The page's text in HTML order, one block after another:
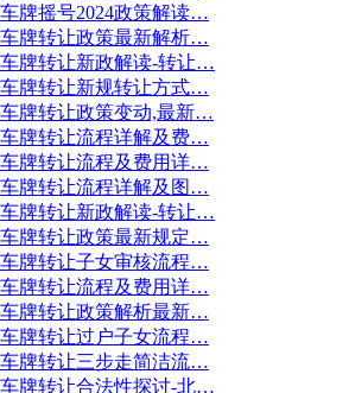
牌摇号2024政策解读…
牌转让政策最新解析…
牌转让新政解读-转让…
牌转让新规转让方式…
牌转让政策变动,最新…
牌转让流程详解及费…
牌转让流程及费用详…
牌转让流程详解及图…
牌转让新政解读-转让…
牌转让政策最新规定…
牌转让子女审核流程…
牌转让流程及费用详…
牌转让政策解析最新…
牌转让过户子女流程…
牌转让三步走简洁流…
牌转让合法性探讨-北…